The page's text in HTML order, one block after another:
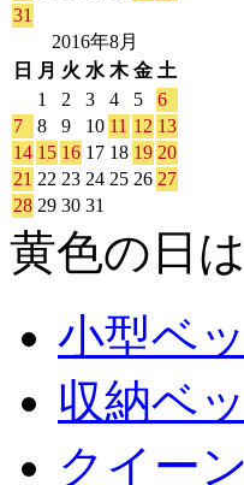
31
2016年8月
日
月 火 水 木 金 土
1
2 3 4 5
6
7
8 9 10 11 12 13
14 15 16 17 18 19 20
21 22 23 24 25 26 27
28 29 30 31
黄色の日
小型ベ
収納ベ
クイー